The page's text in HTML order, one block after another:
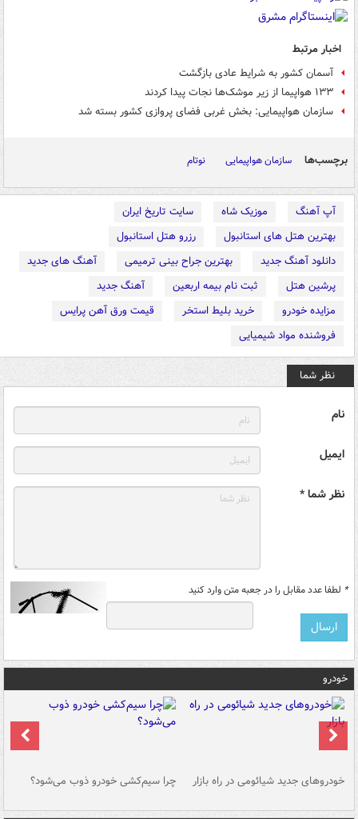
اخبار مرتبط
آسمان کشور به شرایط عادی بازگشت
۱۳۳ هواپیما از زیر موشک‌ها نجات پیدا کردند
سازمان هواپیمایی: بخش غربی فضای پروازی کشور بسته شد
برچسب‌ها سازمان هواپیمایی نوتام
آپ آهنگ موزیک شاه
سایت تاریخ ایران
بهترین هتل های استانبول
رزرو هتل استانبول
دانلود آهنگ جدید
بهترین جراح بینی ترمیمی
آهنگ های جدید
پرشین هتل
ثبت نام بیمه اربعین
آهنگ جدید
مزایده خودرو
خرید بلیط استخر
قیمت ورق آهن پرایس
فروشنده مواد شیمیایی
نظر شما
نام
ایمیل
نظر شما *
* لطفا عدد مقابل را در جعبه متن وارد کنید
خودرو
خودروهای جدید شیائومی در راه بازار چرا سیم‌کشی خودرو ذوب می‌شود؟